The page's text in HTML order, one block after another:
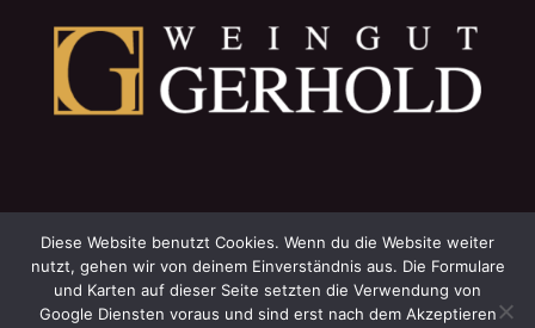
© 2002 Weingut Gerhold
~ Datenschutzeinstellungen anpassen
Diese Website benutzt Cookies. Wenn du die Website weiter
nutzt, gehen wir von deinem Einverständnis aus. Die Formulare
und Karten auf dieser Seite setzten die Verwendung von
Google Diensten voraus und sind erst nach dem Akzeptieren